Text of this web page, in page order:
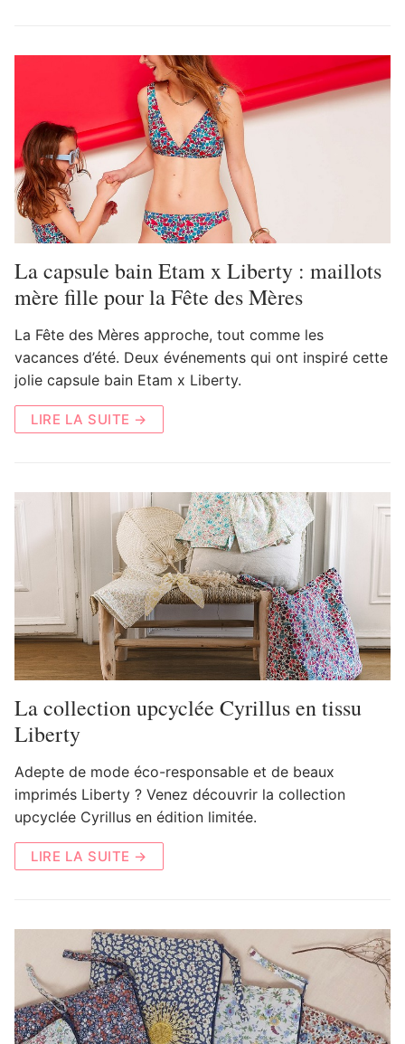
La capsule bain Etam x Liberty : maillots
mère fille pour la Fête des Mères
La Fête des Mères approche, tout comme les
vacances d’été. Deux événements qui ont inspiré cette
jolie capsule bain Etam x Liberty.
LIRE LA SUITE →
La collection upcyclée Cyrillus en tissu
Liberty
Adepte de mode éco-responsable et de beaux
imprimés Liberty ? Venez découvrir la collection
upcyclée Cyrillus en édition limitée.
LIRE LA SUITE →